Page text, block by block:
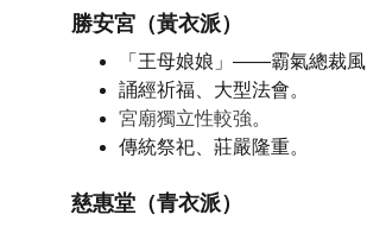
勝安宮（黃衣派）
「王母娘娘」——霸氣總裁風
誦經祈福、大型法會。
宮廟獨立性較強。
傳統祭祀、莊嚴隆重。
慈惠堂（青衣派）